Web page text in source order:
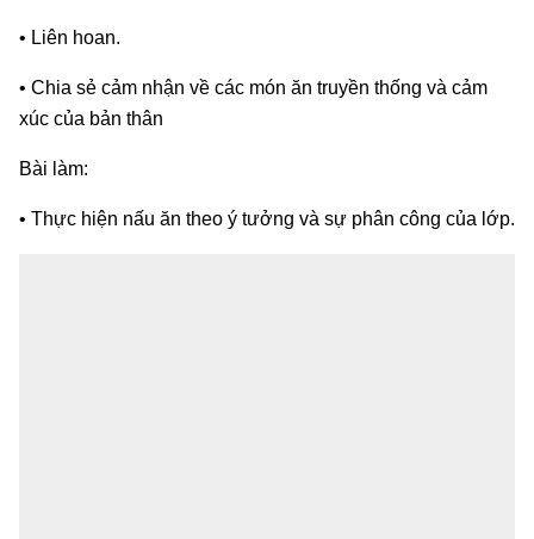
• Liên hoan.
• Chia sẻ cảm nhận về các món ăn truyền thống và cảm
xúc của bản thân
Bài làm:
• Thực hiện nấu ăn theo ý tưởng và sự phân công của lớp.